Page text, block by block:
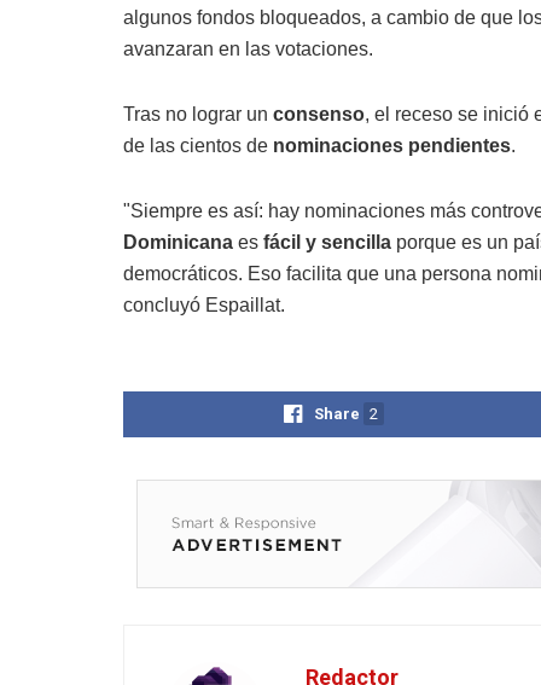
algunos fondos bloqueados, a cambio de que
avanzaran en las votaciones.
Tras no lograr un consenso, el receso se inició
de las cientos de nominaciones pendientes.
"Siempre es así: hay nominaciones más
Dominicana es fácil y sencilla porque es un
democráticos. Eso facilita que una persona
concluyó Espaillat.
Share 2
Redactor